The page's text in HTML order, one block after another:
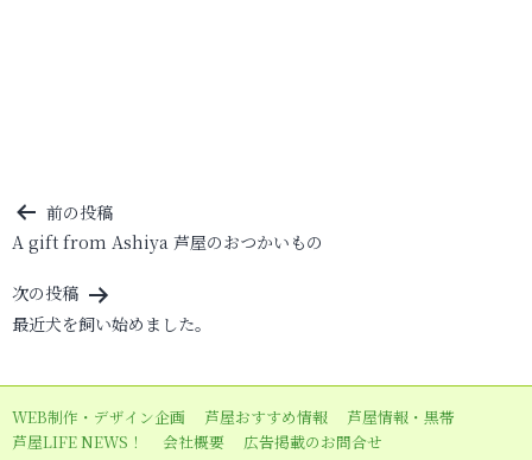
投
稿
ナ
ビ
ー
シ
前の投稿
A gift from Ashiya 芦屋のおつかいもの
次の投稿
最近犬を飼い始めました。
WEB制作・デザイン企画 芦屋おすすめ情報
芦屋情報・黒帯
芦屋LIFE NEWS！
会社概要 広告掲載のお問合せ